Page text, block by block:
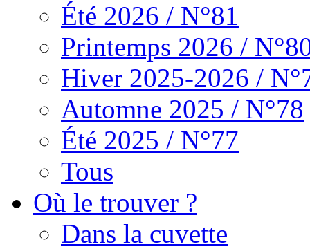
Été 2026 / N°81
Printemps 2026 /
Hiver 2025-2026 /
Automne 2025 / N°78
Été 2025 / N°77
Tous
Où le trouver ?
Dans la cuvette